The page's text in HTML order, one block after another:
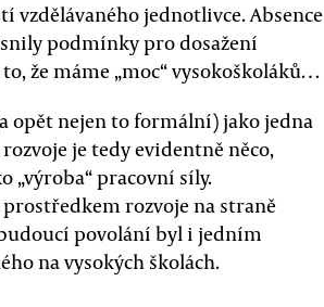
vzdělávaného jednotlivce. Absence
podmínky pro dosažení
že máme „moc“ vysokoškoláků…
opět nejen to formální) jako jedna
je tedy evidentně něco,
„výroba“ pracovní síly.
rozvoje na straně
povolání byl i jedním
na vysokých školách.